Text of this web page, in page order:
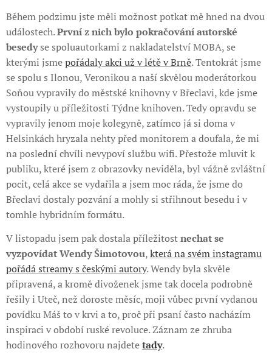
Během podzimu jste měli možnost potkat mě hned na dvou
událostech.První z nich bylo pokračování autorské
besedyse spoluautorkami z nakladatelství MOBA, se
kterými jsmepořádaly akci už v létě v Brně. Tentokrát jsme
se spolu s Ilonou, Veronikou a naší skvělou moderátorkou
Soňou vypravily do městské knihovny v Břeclavi, kde jsme
vystoupily u příležitosti Týdne knihoven. Tedy opravdu se
vypravily jenom moje kolegyně, zatímco já si doma v
Helsinkách hryzala nehty před monitorem a doufala, že mi
na poslední chvíli nevypoví službu wifi. Přestože mluvit k
publiku, které jsem z obrazovky neviděla, byl vážně zvláštní
pocit, celá akce se vydařila a jsem moc ráda, že jsme do
Břeclavi dostaly pozvání a mohly si střihnout besedu i v
tomhle hybridním formátu.
V listopadu jsem pak dostala příležitostnechat se
vyzpovídatWendy Šimotovou,která na svém instagramu
pořádá streamy s českými autory. Wendy byla skvěle
připravená, a kromě divoženek jsme tak docela podrobně
řešily i Uteč, než doroste měsíc, moji vůbec první vydanou
povídku Máš to v krvi a to, proč při psaní často nacházím
inspiraci v období ruské revoluce. Záznam ze zhruba
hodinového rozhovoru najdetetady.